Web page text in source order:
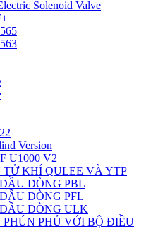
Solenoid Valve
Version
U1000 V2
KHÍ QULEE VÀ YTP
DÒNG PBL
DÒNG PFL
DÒNG ULK
PHÚN PHỦ VỚI BỘ ĐIỀU